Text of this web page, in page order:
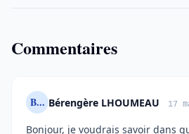
Commentaires
B... Bérengère LHOUMEAU 17
Bonjour, je voudrais savoir dans